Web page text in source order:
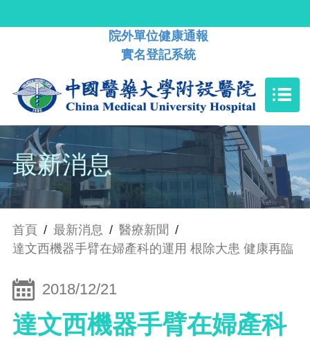
院外單位健康通報
實名登記系統
最新消息
首頁 / 最新消息 / 醫療新聞 /
達文西機器手臂在婦產科的運用 根除大患 健康再臨
2018/12/21
達文西機器手臂在婦產科